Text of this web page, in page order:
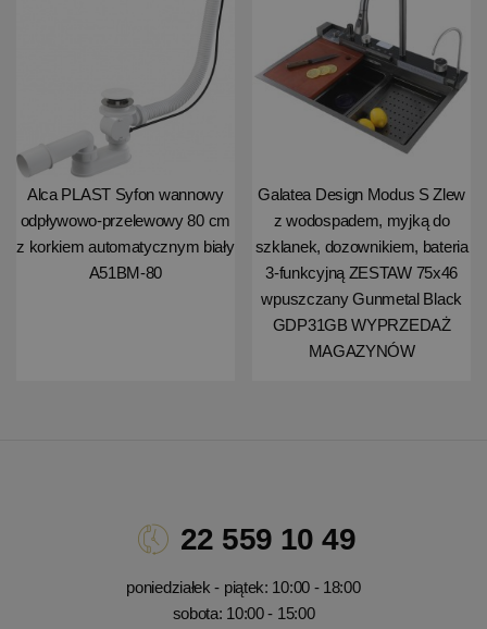
Alca PLAST Syfon wannowy
odpływowo-przelewowy 80 cm
z korkiem automatycznym biały
A51BM-80
Galatea Design Modus S Zlew
z wodospadem, myjką do
szklanek, dozownikiem, bateria
3-funkcyjną ZESTAW 75x46
wpuszczany Gunmetal Black
GDP31GB WYPRZEDAŻ
MAGAZYNÓW
22 559 10 49
poniedziałek - piątek: 10:00 - 18:00
sobota: 10:00 - 15:00